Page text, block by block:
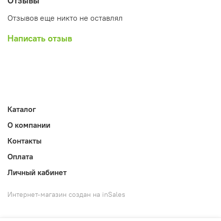
комплектацию и конструкцию данной модели для
улучшения эксплуатационных свойств без
предварительного уведомления.
Отзывов еще никто не оставлял
Написать отзыв
Каталог
О компании
Контакты
Оплата
Личный кабинет
Интернет-магазин создан на inSales